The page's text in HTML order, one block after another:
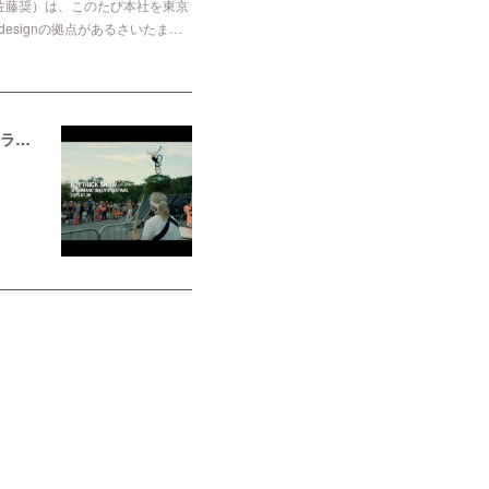
奨）は、このたび本社を東京
の拠点があるさいたま…
【新作動画公開！】第33回シマノバイカーズフェスティバルにて「AIR TRICK SHOW」「パンプトラック体験会」を実施しました。